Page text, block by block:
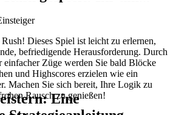
Dieses Spiel ist leicht zu erlernen,
befriedigende Herausforderung. Durch
einfacher Züge werden Sie bald Blöcke
und Highscores erzielen wie ein
Machen Sie sich bereit, Ihre Logik zu
Rausch zu genießen!
Eine